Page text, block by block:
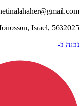
Israel, 5632025
נבנה ב-